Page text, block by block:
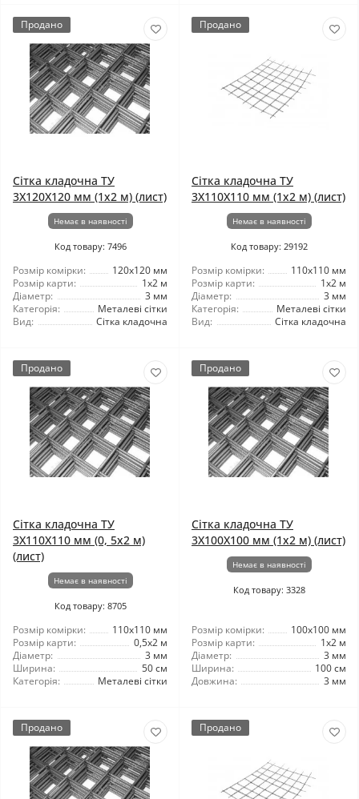
Продано
Сітка кладочна ТУ
3X120X120 мм (1x2 м) (лист)
Немає в наявності
Код товару: 7496
Розмір комірки:
120x120 мм
Розмір карти:
1x2 м
Діаметр:
3 мм
Категорія:
Металеві сітки
Вид:
Сітка кладочна
Продано
Сітка кладочна ТУ
3X110X110 мм (1x2 м) (лист)
Немає в наявності
Код товару: 29192
Розмір комірки:
110x110 мм
Розмір карти:
1x2 м
Діаметр:
3 мм
Категорія:
Металеві сітки
Вид:
Сітка кладочна
Продано
Сітка кладочна ТУ
3X110X110 мм (0, 5x2 м)
(лист)
Немає в наявності
Код товару: 8705
Розмір комірки:
110x110 мм
Розмір карти:
0,5x2 м
Діаметр:
3 мм
Ширина:
50 см
Категорія:
Металеві сітки
Продано
Сітка кладочна ТУ
3X100X100 мм (1x2 м) (лист)
Немає в наявності
Код товару: 3328
Розмір комірки:
100x100 мм
Розмір карти:
1x2 м
Діаметр:
3 мм
Ширина:
100 см
Довжина:
3 мм
Продано Продано